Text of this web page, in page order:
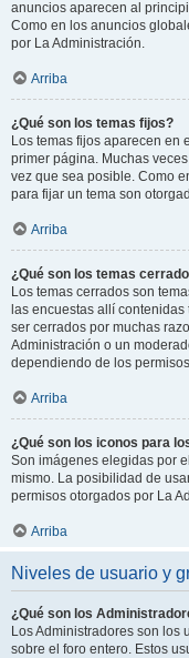
anuncios aparecen al
Como en los anuncios
por La Administración.
Arriba
¿Qué son los temas fijos?
Los temas fijos aparecen en
primer página. Muchas
vez que sea posible. Como
para fijar un tema son
Arriba
¿Qué son los temas
Los temas cerrados son
las encuestas allí
ser cerrados por muchas
Administración o un
dependiendo de los
Arriba
¿Qué son los iconos para
Son imágenes elegidas por
mismo. La posibilidad de
permisos otorgados por La
Arriba
Niveles de usuario y
¿Qué son los
Los Administradores son los
sobre el foro entero. Estos